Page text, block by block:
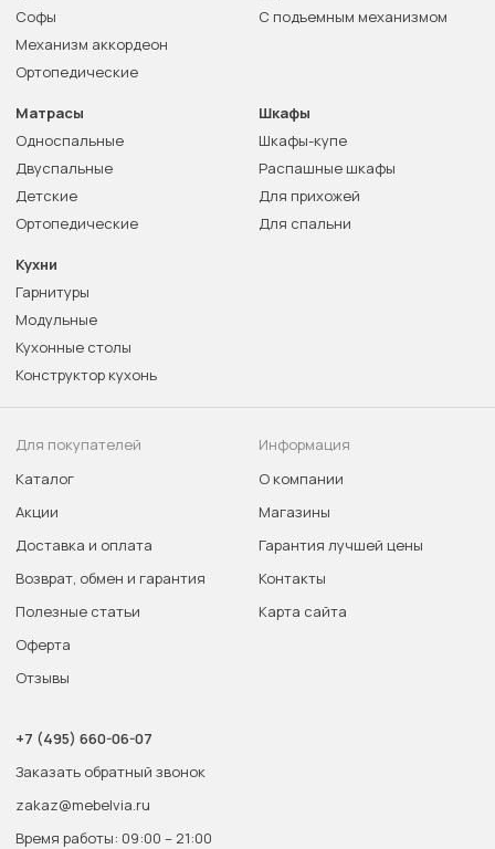
Софы
Механизм аккордеон
Ортопедические
С подъемным механизмом
Матрасы
Односпальные
Двуспальные
Детские
Ортопедические
Шкафы
Шкафы-купе
Распашные шкафы
Для прихожей
Для спальни
Кухни
Гарнитуры
Модульные
Кухонные столы
Конструктор кухонь
Для покупателей
Каталог
Акции
Доставка и оплата
Возврат, обмен и гарантия
Полезные статьи
Оферта
Отзывы
Информация
О компании
Магазины
Гарантия лучшей цены
Контакты
Карта сайта
+7 (495) 660-06-07
Заказать обратный звонок
zakaz@mebelvia.ru
Время работы: 09:00 – 21:00